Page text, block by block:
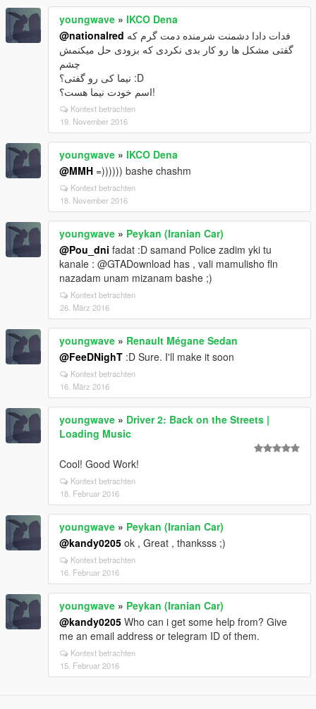
youngwave » IKCO Dena
@nationalred
گفتی مشکل ها رو کار بدی نکردی که بزودی حل میکنمش
چشم
نیما کی رو گفتی؟ :D
اسم خودت نیما هست؟!
Kontext betrachten
19. November 2016
youngwave » IKCO Dena
@MMH =)))))) bashe chashm
Kontext betrachten
18. November 2016
youngwave » Peykan (Iranian Car)
@Pou_dni fadat :D samand Police zadim yki tu
kanale : @GTADownload has , vali mamulisho fln
nazadam unam mizanam bashe ;)
Kontext betrachten
26. März 2016
youngwave » Renault Mégane Sedan
@FeeDNighT :D Sure. I'll make it soon
Kontext betrachten
16. März 2016
youngwave » Driver 2: Back on the Streets |
Loading Music
Cool! Good Work!
Kontext betrachten
18. Februar 2016
youngwave » Peykan (Iranian Car)
@kandy0205 ok , Great , thanksss ;)
Kontext betrachten
16. Februar 2016
youngwave » Peykan (Iranian Car)
@kandy0205 Who can i get some help from? Give
me an email address or telegram ID of them.
Kontext betrachten
15. Februar 2016